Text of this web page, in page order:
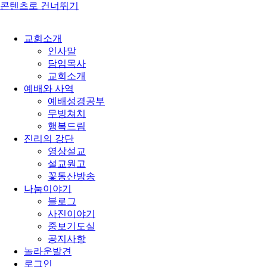
콘텐츠로 건너뛰기
교회소개
인사말
담임목사
교회소개
예배와 사역
예배성경공부
무빙쳐치
행복드림
진리의 강단
영상설교
설교원고
꽃동산방송
나눔이야기
블로그
사진이야기
중보기도실
공지사항
놀라운발견
로그인